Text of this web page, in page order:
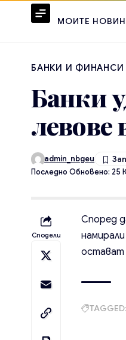
МОИТЕ
БАНКИ И ФИНАНСИ
Банки
левове
Последно Обновено: 25
admin_nbgeu
Сподели
Според
остават
TAGGED: